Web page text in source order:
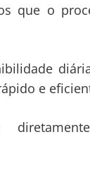
que o
e